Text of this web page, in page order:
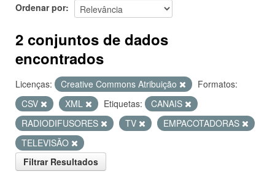
Ordenar por
2 conjuntos de dados
encontrados
Licenças: Creative Commons Atribuição
Formatos:
CSV
XML Etiquetas:
CANAIS
RADIODIFUSORES
TV
EMPACOTADORAS
TELEVISÃO
Filtrar Resultados